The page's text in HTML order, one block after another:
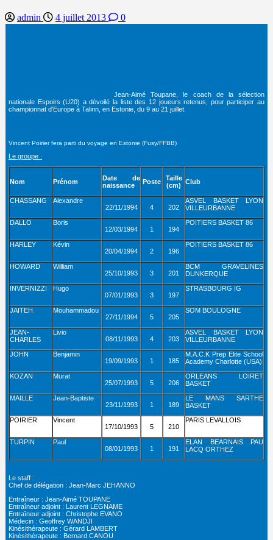
admin 4 juillet 2013 0
Jean-Aimé Toupane, le coach de la sélection
nationale Espoirs (U20) a dévoilé la liste des 12 joueurs retenus, pour participer au
championnat d’Europe à Talinn, en Estonie, du 9 au 21 juillet.
Vincent Poirier fera parti du voyage en Estonie (Fusy/FFBB)
Le groupe :
Nom Prénom
Date de
naissance
Poste
Taille
(cm)
Club
CHASSANG
Alexandre
22/11/1994
4 202
ASVEL BASKET LYON
VILLEURBANNE
DALLO
Boris
12/03/1994
1 194
POITIERS BASKET 86
HARLEY
Kévin
20/04/1994
2 196
POITIERS BASKET 86
HOWARD
William
25/10/1993
3 201
BCM GRAVELINES
DUNKERQUE
INVERNIZZI
Hugo
07/01/1993
3 197
STRASBOURG IG
JAITEH
Mouhammadou
27/11/1994
5 205
SOM BOULOGNE
JEAN-
CHARLES
Livio
08/11/1993
4 203
ASVEL BASKET LYON
VILLEURBANNE
JOHN
Benjamin
19/09/1993
1 185
M.A.C.K Prep Elite School
Academy Charlotte (USA)
KOZAN
Murat
25/07/1993
5 206
ORLEANS LOIRET
BASKET
MAILLE
Jean-Baptiste
23/11/1993
1 189
LE MANS SARTHE
BASKET
POIRIER
Vincent
17/10/1993
5 210
PARIS LEVALLOIS
TURPIN
Paul
08/01/1993
1 191
ELAN BEARNAIS PAU
LACQ ORTHEZ
Le staff :
Chef de délégation : Jean-Marc JEHANNO
Entraîneur : Jean-Aimé TOUPANE
Entraîneur adjoint : Laurent LEGNAME
Entraîneur adjoint : Christophe EVANO
Médecin : Geoffrey WANDJI
Kinésithérapeute : Gérard LAMBERT
Kinésithérapeute : Bernard CANOU